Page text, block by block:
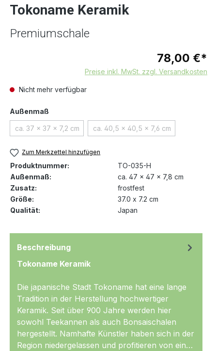
Tokoname Keramik
Premiumschale
78,00 €*
Preise inkl. MwSt. zzgl. Versandkosten
Nicht mehr verfügbar
Außenmaß
ca. 37 x 37 x 7,2 cm(Diese Option ist zurzeit nicht verfügbar.)
ca. 40,5 x 40,5 x 7,6 cm
(Diese Option ist zurzeit
Zum Merkzettel hinzufügen
Produktnummer:
TO-035-H
Außenmaß:
ca. 47 x 47 x 7,8 cm
Zusatz:
frostfest
Größe:
37.0 x 7.2 cm
Qualität:
Japan
Beschreibung
Tokoname Keramik
Die japanische Stadt Tokoname hat eine lange
Tradition in der Herstellung hochwertiger
Keramik. Seit über 900 Jahre werden hier
sowohl Teekannen als auch Bonsaischalen
hergestellt. Namhafte Künstler haben sich in der
Region niedergelassen und profitieren von einer